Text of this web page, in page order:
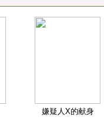
嫌疑人X的献身